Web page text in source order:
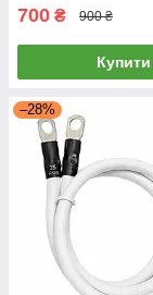
700 ₴ 900 ₴
Купити
–28%